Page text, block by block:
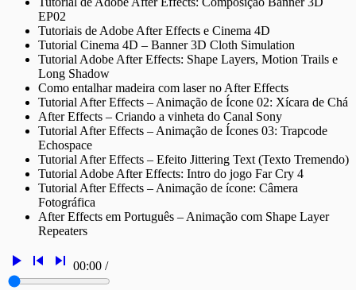
EP02
Tutoriais de Adobe After Effects e Cinema 4D
Tutorial Cinema 4D – Banner 3D Cloth Simulation
Tutorial Adobe After Effects: Shape Layers, Motion Trails e
Long Shadow
Como entalhar madeira com laser no After Effects
Tutorial After Effects – Animação de Ícone 02: Xícara de Chá
After Effects – Criando a vinheta do Canal Sony
Tutorial After Effects – Animação de Ícones 03: Trapcode
Echospace
Tutorial After Effects – Efeito Jittering Text (Texto Tremendo)
Tutorial Adobe After Effects: Intro do jogo Far Cry 4
Tutorial After Effects – Animação de ícone: Câmera
Fotográfica
After Effects em Português – Animação com Shape Layer
Repeaters
play_arrow skip_previous skip_next 00:00 /